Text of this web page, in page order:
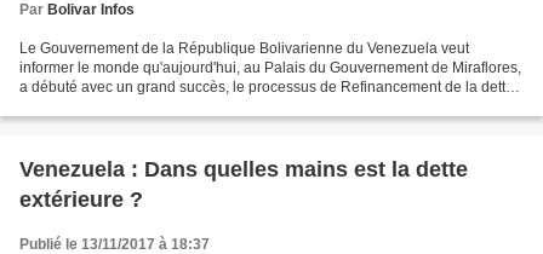
Par Bolivar Infos
Le Gouvernement de la République Bolivarienne du Venezuela veut
informer le monde qu'aujourd'hui, au Palais du Gouvernement de Miraflores,
a débuté avec un grand succès, le processus de Refinancement de la dette
Venezuela : Dans quelles mains est la dette
extérieure ?
Publié le 13/11/2017 à 18:37